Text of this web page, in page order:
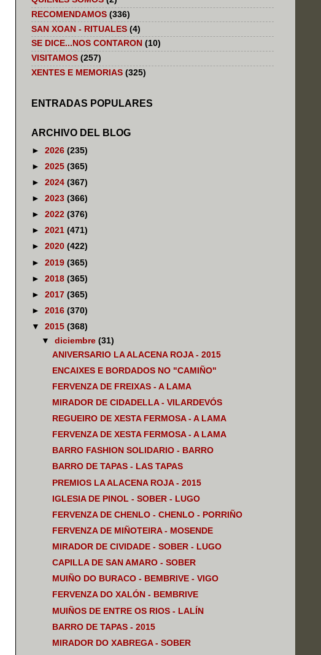
RECOMENDAMOS (336)
SAN XOAN - RITUALES (4)
SE DICE...NOS CONTARON (10)
VISITAMOS (257)
XENTES E MEMORIAS (325)
ENTRADAS POPULARES
ARCHIVO DEL BLOG
► 2026 (235)
► 2025 (365)
► 2024 (367)
► 2023 (366)
► 2022 (376)
► 2021 (471)
► 2020 (422)
► 2019 (365)
► 2018 (365)
► 2017 (365)
► 2016 (370)
▼ 2015 (368)
▼diciembre(31)
ANIVERSARIO LA ALACENA ROJA - 2015
ENCAIXES E BORDADOS NO "CAMIÑO"
FERVENZA DE FREIXAS - A LAMA
MIRADOR DE CIDADELLA - VILARDEVÓS
REGUEIRO DE XESTA FERMOSA - A LAMA
FERVENZA DE XESTA FERMOSA - A LAMA
BARRO FASHION SOLIDARIO - BARRO
BARRO DE TAPAS - LAS TAPAS
PREMIOS LA ALACENA ROJA - 2015
IGLESIA DE PINOL - SOBER - LUGO
FERVENZA DE CHENLO - CHENLO - PORRIÑO
FERVENZA DE MIÑOTEIRA - MOSENDE
MIRADOR DE CIVIDADE - SOBER - LUGO
CAPILLA DE SAN AMARO - SOBER
MUIÑO DO BURACO - BEMBRIVE - VIGO
FERVENZA DO XALÓN - BEMBRIVE
MUIÑOS DE ENTRE OS RIOS - LALÍN
BARRO DE TAPAS - 2015
MIRADOR DO XABREGA - SOBER